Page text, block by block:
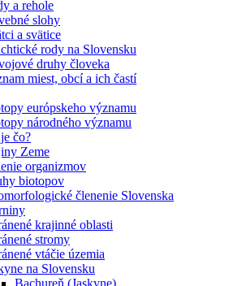
a rehole
slohy
a svätice
rody na Slovensku
druhy človeka
miest, obcí a ich častí
európskeho významu
národného významu
čo?
Zeme
organizmov
biotopov
členenie Slovenska
krajinné oblasti
stromy
vtáčie územia
na Slovensku
Bachureň (Jaskyne)